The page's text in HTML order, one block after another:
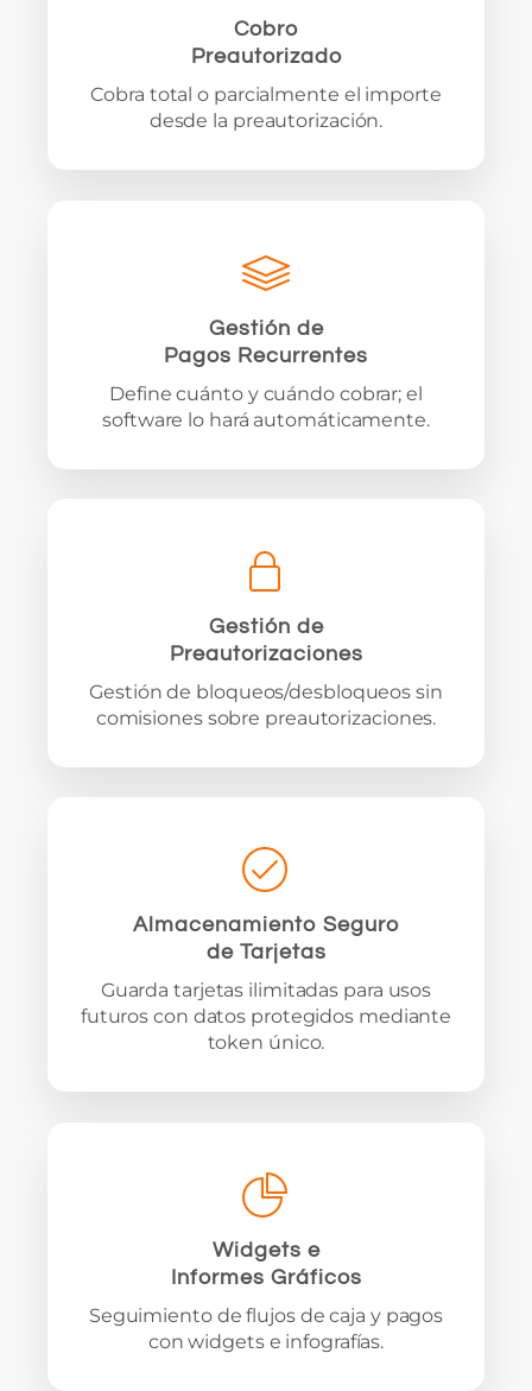
Cobro
Preautorizado
Cobra total o parcialmente el importe
desde la preautorización.
Gestión de
Pagos Recurrentes
Define cuánto y cuándo cobrar; el
software lo hará automáticamente.
Gestión de
Preautorizaciones
Gestión de bloqueos/desbloqueos sin
comisiones sobre preautorizaciones.
Almacenamiento Seguro
de Tarjetas
Guarda tarjetas ilimitadas para usos
futuros con datos protegidos mediante
token único.
Widgets e
Informes Gráficos
Seguimiento de flujos de caja y pagos
con widgets e infografías.